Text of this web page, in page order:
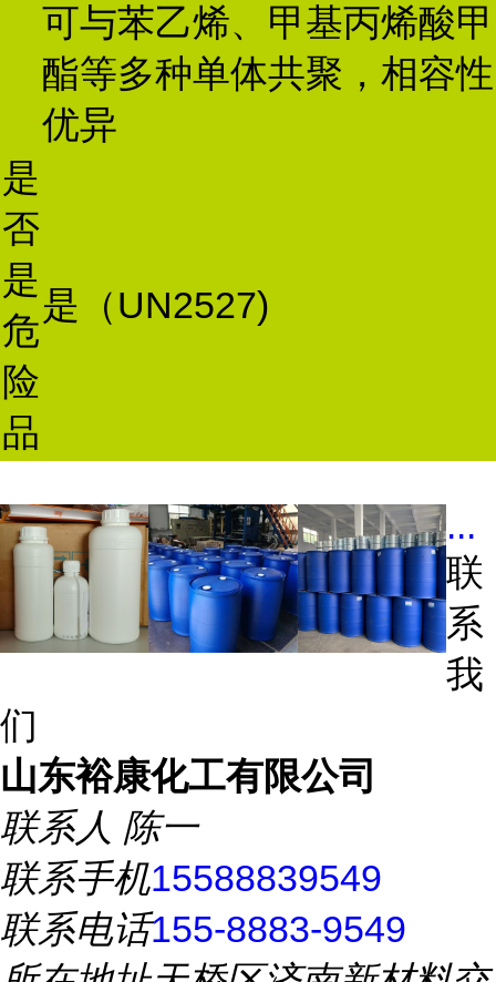
可与苯乙烯、甲基丙烯酸甲
酯等多种单体共聚，相容性
优异
是
否
是
危
险
品
是（UN2527)
...
联
系
我
们
山东裕康化工有限公司
联系人 陈一
联系手机15588839549
联系电话155-8883-9549